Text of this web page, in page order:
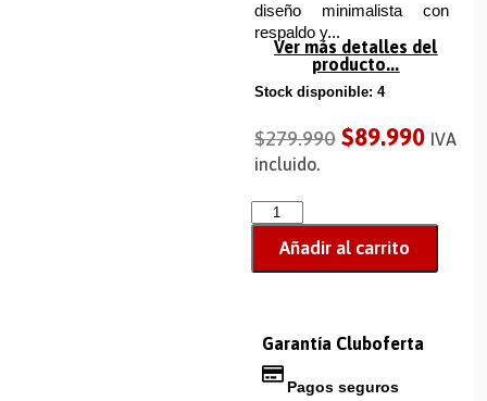
diseño minimalista con
respaldo y...
Ver más detalles del
producto...
Stock disponible: 4
$279.990 $89.990 IVA
incluido.
Añadir al carrito
Garantía Cluboferta
Pagos seguros